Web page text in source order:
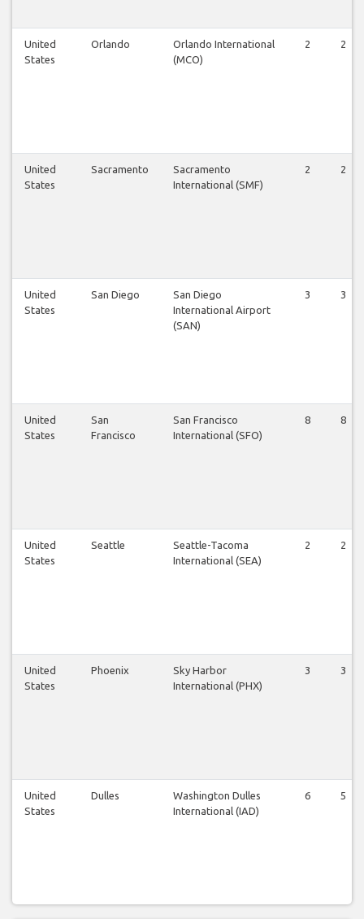
United
States
Orlando
Orlando International
(MCO)
2 2
United
States
Sacramento
Sacramento
International (SMF)
2 2
United
States
San Diego
San Diego
International Airport
(SAN)
3 3
United
States
San
Francisco
San Francisco
International (SFO)
8 8
United
States
Seattle
Seattle-Tacoma
International (SEA)
2 2
United
States
Phoenix
Sky Harbor
International (PHX)
3 3
United
States
Dulles
Washington Dulles
International (IAD)
6 5